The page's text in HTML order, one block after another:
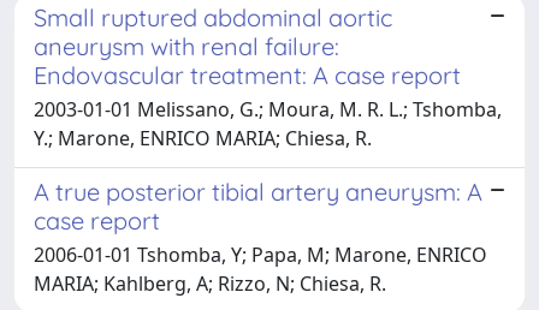
Small ruptured abdominal aortic
aneurysm with renal failure:
Endovascular treatment: A case report
2003-01-01 Melissano, G.; Moura, M. R. L.; Tshomba,
Y.; Marone, ENRICO MARIA; Chiesa, R.
A true posterior tibial artery aneurysm: A
case report
2006-01-01 Tshomba, Y; Papa, M; Marone, ENRICO
MARIA; Kahlberg, A; Rizzo, N; Chiesa, R.